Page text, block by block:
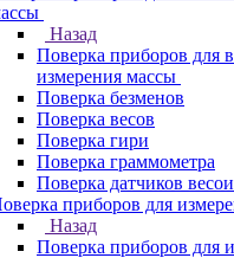
Назад
Поверка приборов для
измерения массы
Поверка безменов
Поверка весов
Поверка гири
Поверка граммометра
Поверка датчиков
приборов для
Назад
Поверка приборов для